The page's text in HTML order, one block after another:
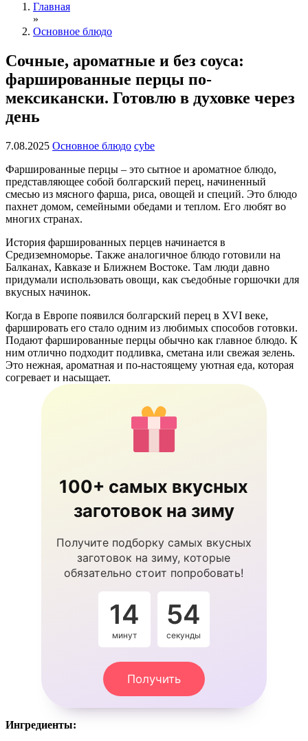
Главная
»
Основное блюдо
Сочные, ароматные и без соуса:
фаршированные перцы по-
мексикански. Готовлю в духовке через
день
7.08.2025 Основное блюдо cybe
Фаршированные перцы – это сытное и ароматное блюдо,
представляющее собой болгарский перец, начиненный
смесью из мясного фарша, риса, овощей и специй. Это блюдо
пахнет домом, семейными обедами и теплом. Его любят во
многих странах.
История фаршированных перцев начинается в
Средиземноморье. Также аналогичное блюдо готовили на
Балканах, Кавказе и Ближнем Востоке. Там люди давно
придумали использовать овощи, как съедобные горшочки для
вкусных начинок.
Когда в Европе появился болгарский перец в XVI веке,
фаршировать его стало одним из любимых способов готовки.
Подают фаршированные перцы обычно как главное блюдо. К
ним отлично подходит подливка, сметана или свежая зелень.
Это нежная, ароматная и по-настоящему уютная еда, которая
согревает и насыщает.
100+ самых вкусных
заготовок на зиму
Получите подборку самых вкусных
заготовок на зиму, которые
обязательно стоит попробовать!
14
минут
53
секунды
Получить
Ингредиенты: